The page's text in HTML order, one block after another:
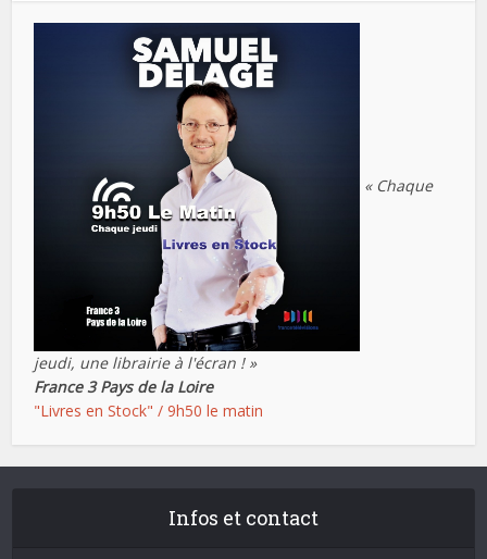
« Chaque
jeudi, une librairie à l'écran ! »
France 3 Pays de la Loire
"Livres en Stock" / 9h50 le matin
Infos et contact